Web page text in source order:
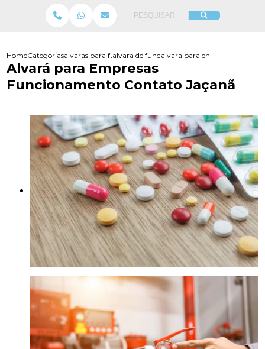
PESQUISAR
HomeCategoriasalvaras para funcionamentoalvara de funcionamento de empresas
alvara para empresas
Alvará para Empresas
Funcionamento Contato Jaçanã